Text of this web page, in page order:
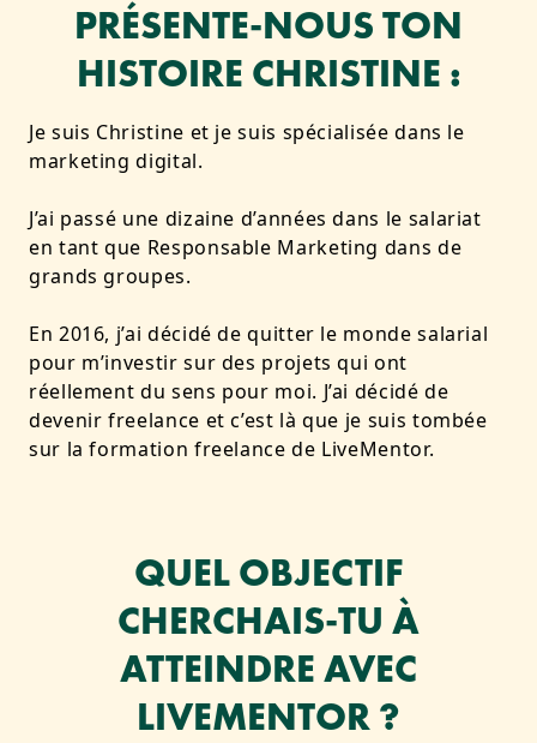
PRÉSENTE-NOUS TON
HISTOIRE CHRISTINE :
Je suis Christine et je suis spécialisée dans le
marketing digital.
J’ai passé une dizaine d’années dans le salariat
en tant que Responsable Marketing dans de
grands groupes.
En 2016, j’ai décidé de quitter le monde salarial
pour m’investir sur des projets qui ont
réellement du sens pour moi. J’ai décidé de
devenir freelance et c’est là que je suis tombée
sur la formation freelance de LiveMentor.
QUEL OBJECTIF
CHERCHAIS-TU À
ATTEINDRE AVEC
LIVEMENTOR ?